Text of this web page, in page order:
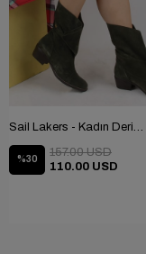
%30
110.00 USD
157.00 USD